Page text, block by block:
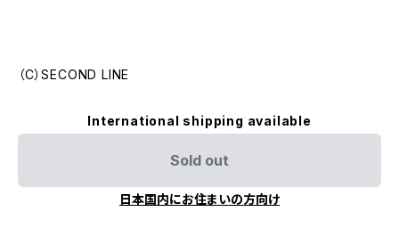
（C）SECOND LINE
International shipping available
Sold out
日本国内にお住まいの方向け